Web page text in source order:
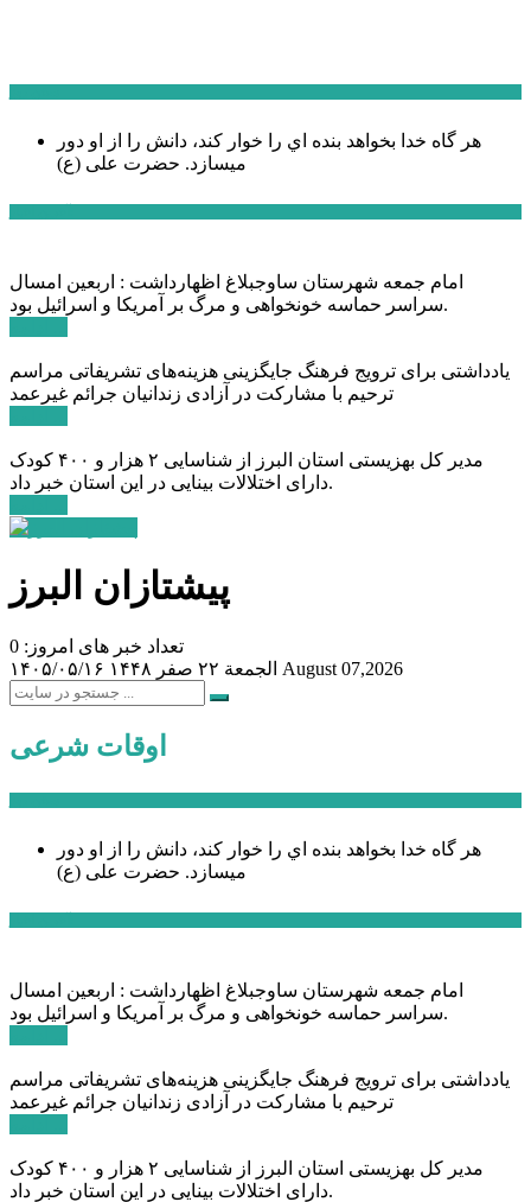
هر گاه خدا بخواهد بنده اي را خوار كند، دانش را از او دور
میسازد. حضرت علی (ع)
امام جمعه شهرستان ساوجبلاغ اظهارداشت : اربعین امسال
سراسر حماسه خونخواهی و مرگ بر آمریکا و اسرائیل بود.
یادداشتی برای ترویج فرهنگ جایگزینی هزینه‌های تشریفاتی مراسم
ترحیم با مشارکت در آزادی زندانیان جرائم غیرعمد
مدیر کل بهزیستی استان البرز از شناسایی ۲ هزار و ۴۰۰ کودک
دارای اختلالات بینایی در این استان خبر داد.
پیشتازان البرز
تعداد خبر های امروز: 0
۱۴۰۵/۰۵/۱۶
الجمعة ۲۲ صفر ۱۴۴۸ August 07,2026
اوقات شرعی
هر گاه خدا بخواهد بنده اي را خوار كند، دانش را از او دور
میسازد. حضرت علی (ع)
امام جمعه شهرستان ساوجبلاغ اظهارداشت : اربعین امسال
سراسر حماسه خونخواهی و مرگ بر آمریکا و اسرائیل بود.
یادداشتی برای ترویج فرهنگ جایگزینی هزینه‌های تشریفاتی مراسم
ترحیم با مشارکت در آزادی زندانیان جرائم غیرعمد
مدیر کل بهزیستی استان البرز از شناسایی ۲ هزار و ۴۰۰ کودک
دارای اختلالات بینایی در این استان خبر داد.